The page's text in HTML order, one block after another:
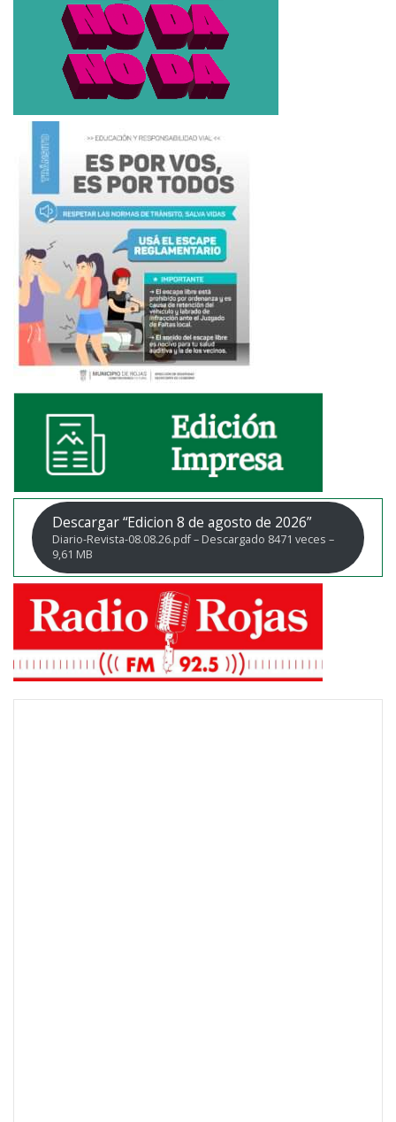
Descargar “Edicion 8 de agosto de 2026”
Diario-Revista-08.08.26.pdf – Descargado 8471 veces –
9,61 MB